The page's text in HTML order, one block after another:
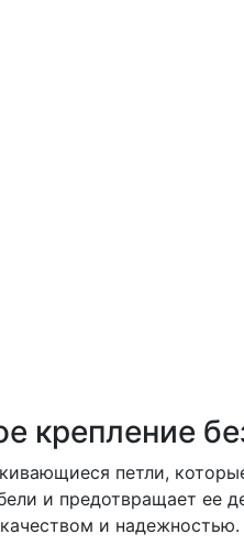
крепление
петли,
и предотвращает ее
и надежностью.